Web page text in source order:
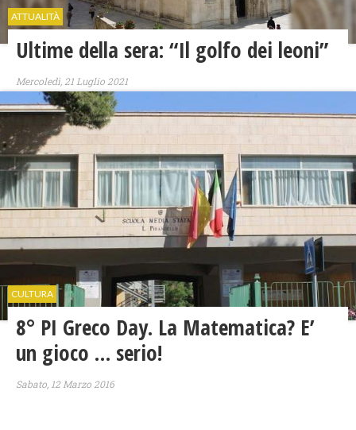
ATTUALITÀ
Ultime della sera: “Il golfo dei leoni”
Mercoledì, 21 Luglio 2021
CULTURA
8° PI Greco Day. La Matematica? E’
un gioco … serio!
Sabato, 12 Marzo 2016